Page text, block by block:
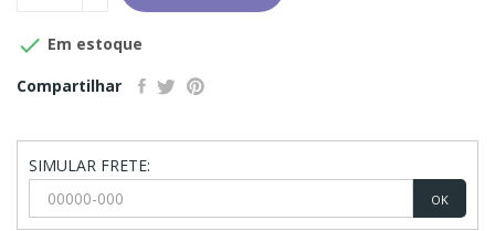
 Em estoque
Compartilhar
SIMULAR FRETE:
OK